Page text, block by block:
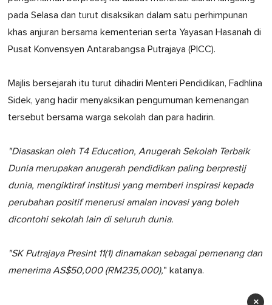
pada Selasa dan turut disaksikan dalam satu perhimpunan
khas anjuran bersama kementerian serta Yayasan Hasanah di
Pusat Konvensyen Antarabangsa Putrajaya (PICC).
Majlis bersejarah itu turut dihadiri Menteri Pendidikan, Fadhlina
Sidek, yang hadir menyaksikan pengumuman kemenangan
tersebut bersama warga sekolah dan para hadirin.
"Diasaskan oleh T4 Education, Anugerah Sekolah Terbaik
Dunia merupakan anugerah pendidikan paling berprestij
dunia, mengiktiraf institusi yang memberi inspirasi kepada
perubahan positif menerusi amalan inovasi yang boleh
dicontohi sekolah lain di seluruh dunia.
"SK Putrajaya Presint 11(1) dinamakan sebagai pemenang dan
menerima AS$50,000 (RM235,000)," katanya.
×